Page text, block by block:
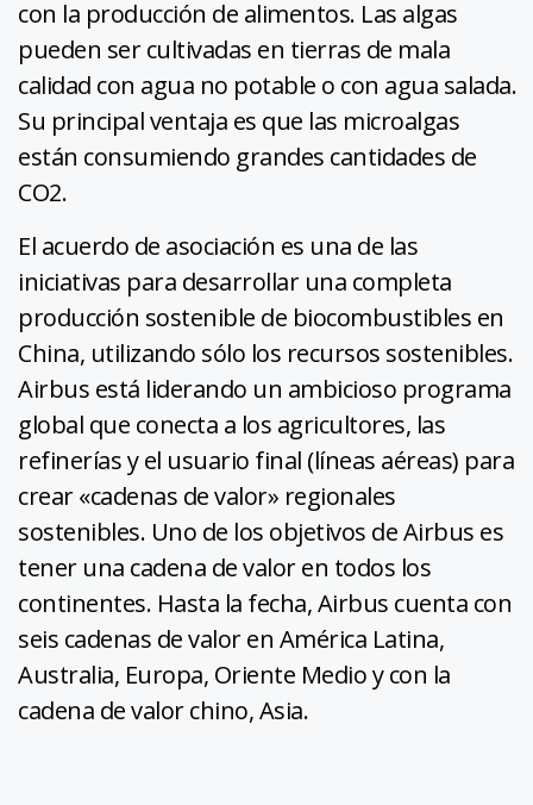
con la producción de alimentos. Las algas
pueden ser cultivadas en tierras de mala
calidad con agua no potable o con agua salada.
Su principal ventaja es que las microalgas
están consumiendo grandes cantidades de
CO2.
El acuerdo de asociación es una de las
iniciativas para desarrollar una completa
producción sostenible de biocombustibles en
China, utilizando sólo los recursos sostenibles.
Airbus está liderando un ambicioso programa
global que conecta a los agricultores, las
refinerías y el usuario final (líneas aéreas) para
crear «cadenas de valor» regionales
sostenibles. Uno de los objetivos de Airbus es
tener una cadena de valor en todos los
continentes. Hasta la fecha, Airbus cuenta con
seis cadenas de valor en América Latina,
Australia, Europa, Oriente Medio y con la
cadena de valor chino, Asia.